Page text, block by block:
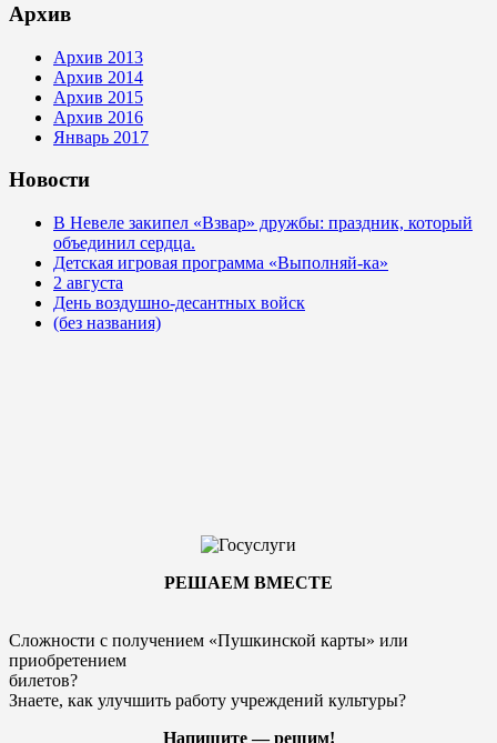
Архив
Архив 2013
Архив 2014
Архив 2015
Архив 2016
Январь 2017
Новости
В Невеле закипел «Взвар» дружбы: праздник, который
объединил сердца.
Детская игровая программа «Выполняй-ка»
2 августа
День воздушно-десантных войск
(без названия)
РЕШАЕМ ВМЕСТЕ
Сложности с получением «Пушкинской карты» или
приобретением
билетов?
Знаете, как улучшить работу учреждений культуры?
Напишите — решим!